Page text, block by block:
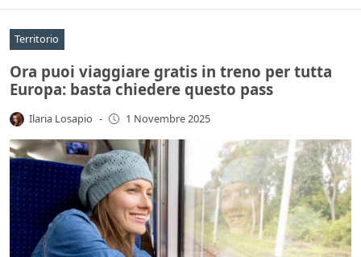
Territorio
Ora puoi viaggiare gratis in treno per tutta
Europa: basta chiedere questo pass
Ilaria Losapio - 1 Novembre 2025